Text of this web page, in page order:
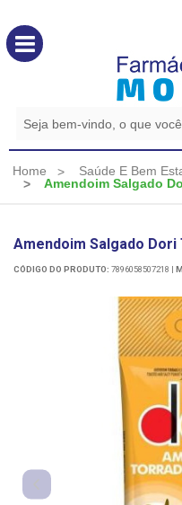
Home Saúde E Bem
Amendoim Salgado
Amendoim Salgado
CÓDIGO DO PRODUTO: 7896058507218 |